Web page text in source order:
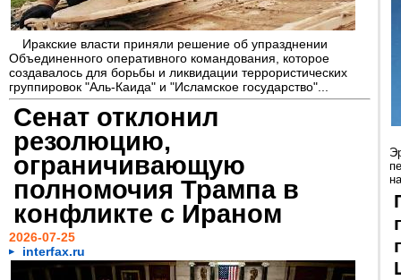
Иракские власти приняли решение об упразднении
Объединенного оперативного командования, которое
создавалось для борьбы и ликвидации террористических
группировок "Аль-Каида" и "Исламское государство"...
Сенат отклонил
резолюцию,
ограничивающую
полномочия Трампа в
конфликте с Ираном
2026-07-25
interfax.ru